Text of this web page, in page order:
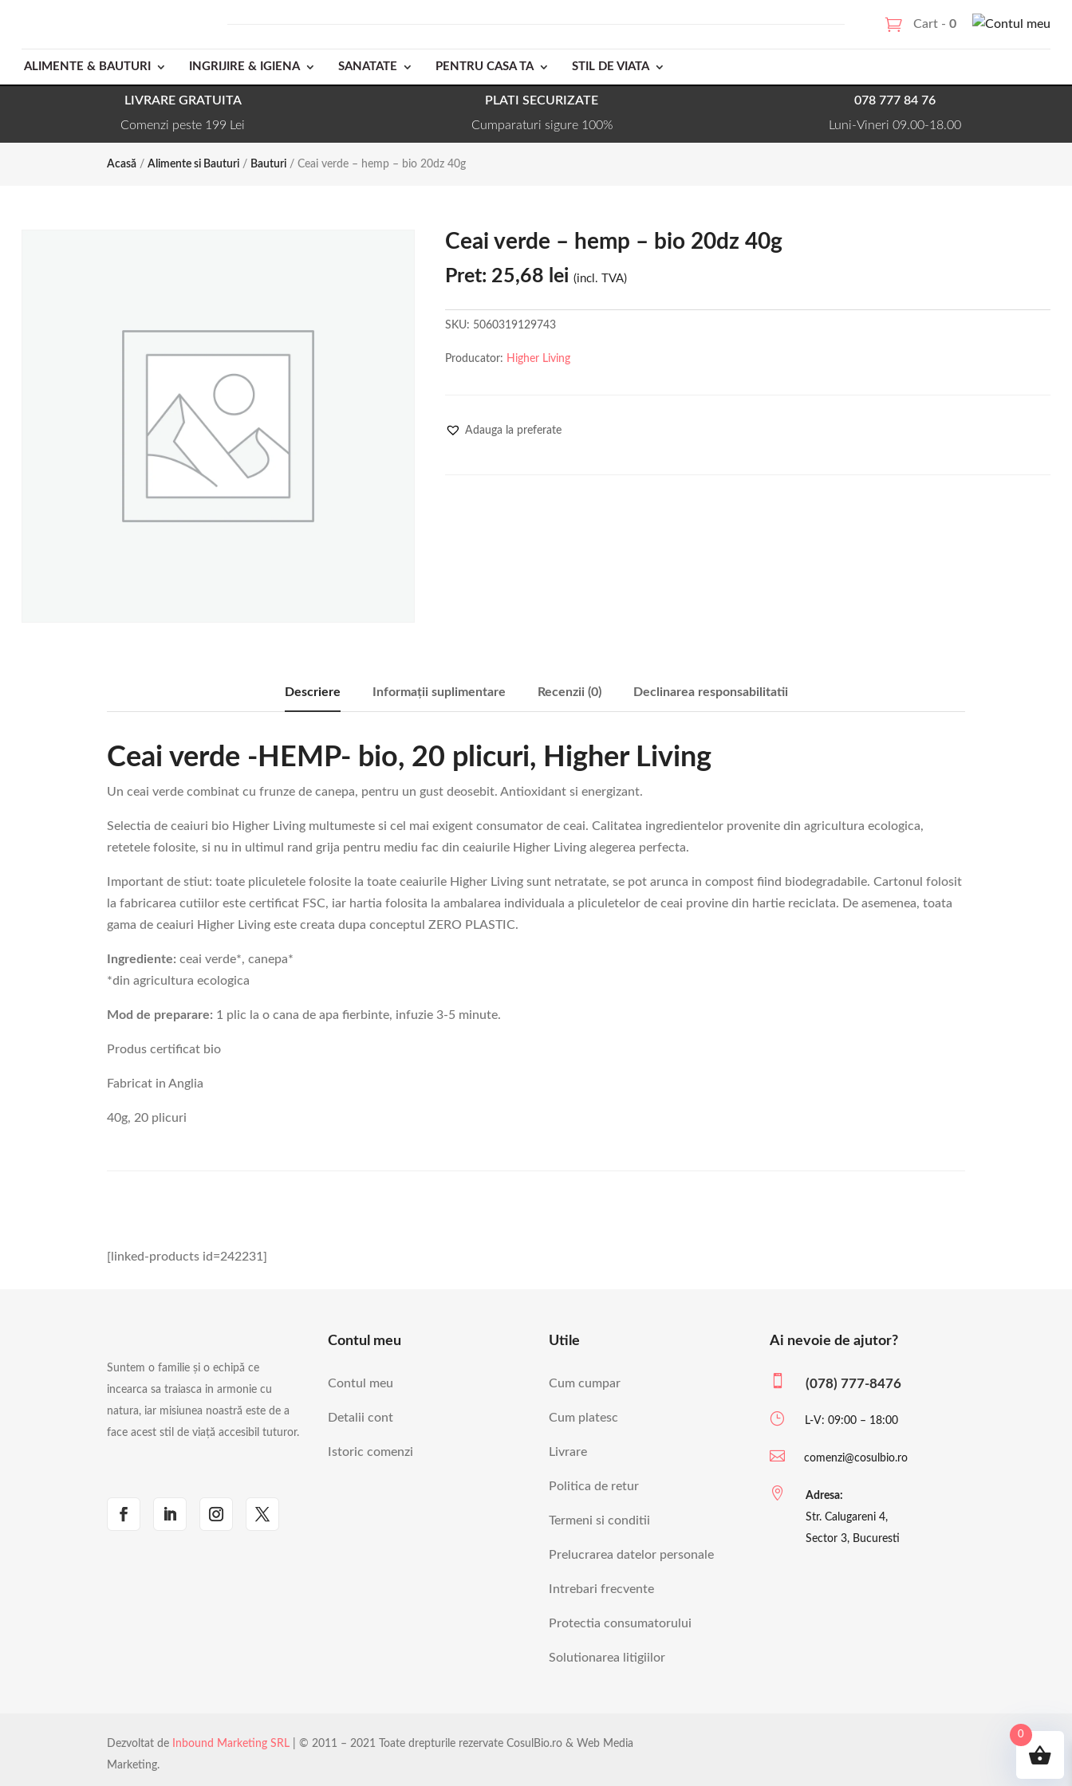
Cart -0
ALIMENTE & BAUTURI INGRIJIRE & IGIENA SANATATE PENTRU CASA TA STIL DE VIATA
LIVRARE GRATUITA
Comenzi peste 199 Lei
PLATI SECURIZATE
Cumparaturi sigure 100%
078 777 84 76
Luni-Vineri 09.00-18.00
Acasă /Alimente si Bauturi / Bauturi / Ceai verde – hemp – bio 20dz 40g
Ceai verde – hemp – bio 20dz 40g
Pret: 25,68 lei (incl. TVA)
SKU: 5060319129743
Producator: Higher Living
Adauga la preferate
Descriere Informații suplimentare Recenzii (0) Declinarea responsabilitatii
Ceai verde -HEMP- bio, 20 plicuri, Higher Living
Un ceai verde combinat cu frunze de canepa, pentru un gust deosebit. Antioxidant si energizant.
Selectia de ceaiuri bio Higher Living multumeste si cel mai exigent consumator de ceai. Calitatea ingredientelor provenite din agricultura ecologica,
retetele folosite, si nu in ultimul rand grija pentru mediu fac din ceaiurile Higher Living alegerea perfecta.
Important de stiut: toate pliculetele folosite la toate ceaiurile Higher Living sunt netratate, se pot arunca in compost fiind biodegradabile. Cartonul folosit
la fabricarea cutiilor este certificat FSC, iar hartia folosita la ambalarea individuala a pliculetelor de ceai provine din hartie reciclata. De asemenea, toata
gama de ceaiuri Higher Living este creata dupa conceptul ZERO PLASTIC.
Ingrediente: ceai verde*, canepa*
*din agricultura ecologica
Mod de preparare: 1 plic la o cana de apa fierbinte, infuzie 3-5 minute.
Produs certificat bio
Fabricat in Anglia
40g, 20 plicuri
[linked-products id=242231]
Suntem o familie și o echipă ce
incearca sa traiasca in armonie cu
natura, iar misiunea noastră este de a
face acest stil de viață accesibil tuturor.
Contul meu
Contul meu
Detalii cont
Istoric comenzi
Utile
Cum cumpar
Cum platesc
Livrare
Politica de retur
Termeni si conditii
Prelucrarea datelor personale
Intrebari frecvente
Protectia consumatorului
Solutionarea litigiilor
Ai nevoie de ajutor?
 (078) 777-8476
} L-V: 09:00 – 18:00
 comenzi@cosulbio.ro

Adresa:
Str. Calugareni 4,
Sector 3, Bucuresti
Dezvoltat de Inbound Marketing SRL | © 2011 – 2021 Toate drepturile rezervate CosulBio.ro & Web Media
Marketing.
0